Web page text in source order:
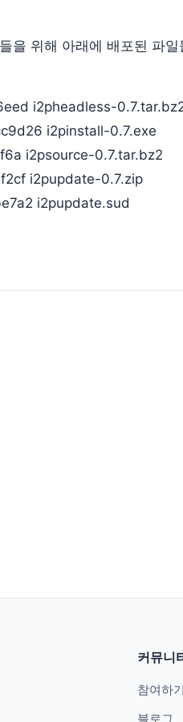
을 위해 아래에 배포된 파
i2pheadless-
i2pinstall-0.7.exe
i2psource-0.7.tar.bz2
i2pupdate-0.7.zip
i2pupdate.sud
커뮤니
참여하기
블로그